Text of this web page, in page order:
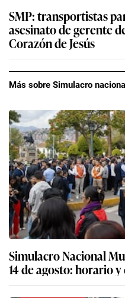
SMP: transportistas
asesinato de gerente
Corazón de Jesús
Más sobre Simulacro nacional
Simulacro Nacional
14 de agosto: horario